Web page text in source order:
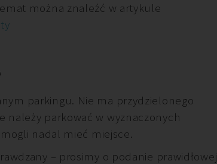
można znaleźć w artykule
parkingu. Nie ma przydzielonego
należy parkować w wyznaczonych
nadal mieć miejsce.
– prosimy o podanie prawidłowej